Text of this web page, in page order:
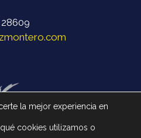
la mejor experiencia en
cookies utilizamos o